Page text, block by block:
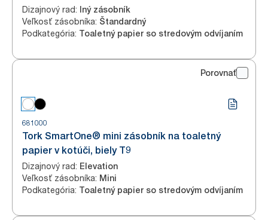
Dizajnový rad: Iný zásobník
Veľkosť zásobníka: Štandardný
Podkategória: Toaletný papier so stredovým odvíjaním
Porovnať
681000
Tork SmartOne® mini zásobník na toaletný
papier v kotúči, biely T9
Dizajnový rad: Elevation
Veľkosť zásobníka: Mini
Podkategória: Toaletný papier so stredovým odvíjaním